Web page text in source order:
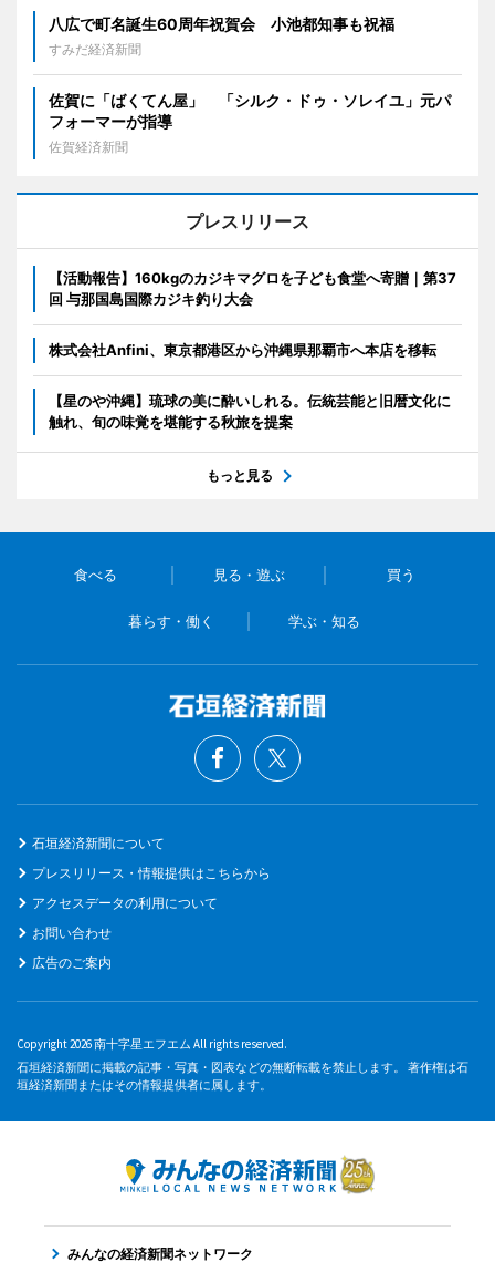
八広で町名誕生60周年祝賀会 小池都知事も祝福
すみだ経済新聞
佐賀に「ばくてん屋」 「シルク・ドゥ・ソレイユ」元パ
フォーマーが指導
佐賀経済新聞
プレスリリース
【活動報告】160kgのカジキマグロを子ども食堂へ寄贈｜第37
回 与那国島国際カジキ釣り大会
株式会社Anfini、東京都港区から沖縄県那覇市へ本店を移転
【星のや沖縄】琉球の美に酔いしれる。伝統芸能と旧暦文化に
触れ、旬の味覚を堪能する秋旅を提案
もっと見る
食べる 見る・遊ぶ 買う
暮らす・働く 学ぶ・知る
石垣経済新聞について
プレスリリース・情報提供はこちらから
アクセスデータの利用について
お問い合わせ
広告のご案内
Copyright 2026 南十字星エフエム All rights reserved.
石垣経済新聞に掲載の記事・写真・図表などの無断転載を禁止します。 著作権は石
垣経済新聞またはその情報提供者に属します。
みんなの経済新聞ネットワーク